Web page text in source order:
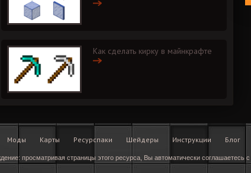
Как сделать кирку в майнкрафте
Моды Карты Ресурспаки Шейдеры Инструкции Блог
просматривая страницы этого ресурса, Вы автоматически соглашаетесь с